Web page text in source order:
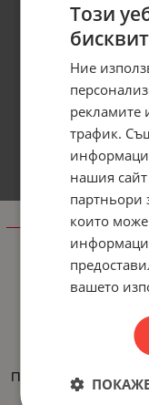
При възникване на
Този
Ние
рекламите
трафик.
нашия
партньори
които
вашето